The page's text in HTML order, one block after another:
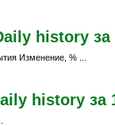
history за
Изменение, % ...
history за